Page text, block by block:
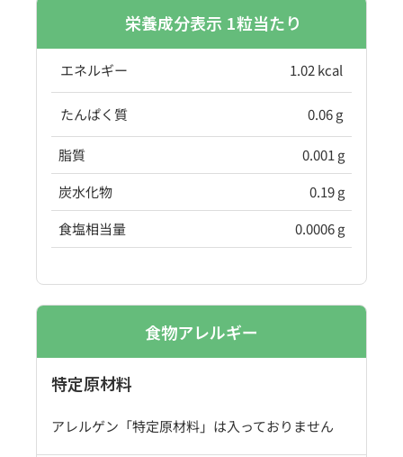
栄養成分表示 1粒当たり
エネルギー 1.02 kcal
たんぱく質 0.06 g
脂質
0.001 g
炭水化物
0.19 g
食塩相当量
0.0006 g
食物アレルギー
特定原材料
アレルゲン「特定原材料」は入っておりません